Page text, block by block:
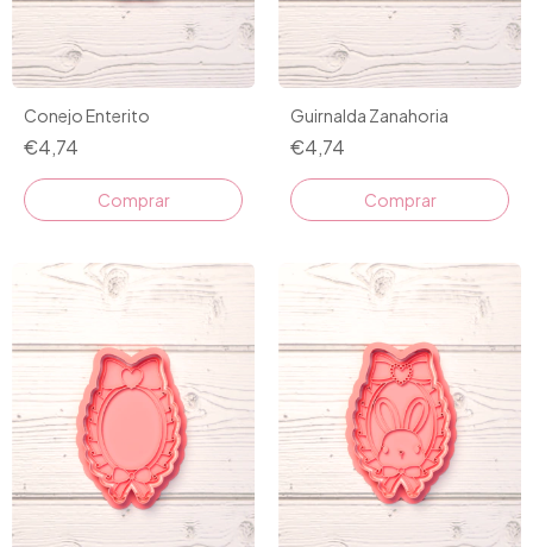
Conejo Enterito
€4,74
Comprar
Guirnalda Zanahoria
€4,74
Comprar